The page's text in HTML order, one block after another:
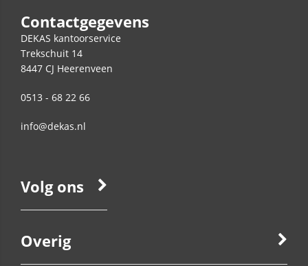
Contactgegevens
DEKAS kantoorservice
Trekschuit 14
8447 CJ Heerenveen
0513 - 68 22 66
info@dekas.nl
Volg ons
Overig